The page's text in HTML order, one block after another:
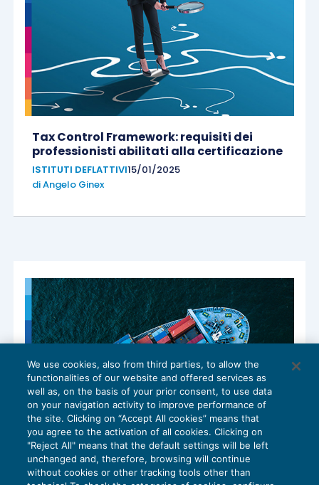
Tax Control Framework: requisiti dei
professionisti abilitati alla certificazione
ISTITUTI DEFLATTIVI15/01/2025
diAngelo Ginex
Status di esportatore abituale e volume
We use cookies, also from third parties, to allow the
functionalities of our website and offered services as
well as, on the basis of your prior consent, to use data
on your navigation activity to improve performance of
the site. Clicking on “Accept All cookies” means that
you agree to the activation of all cookies. Clicking on
"Reject All" means that the default settings will be left
unchanged and, therefore, browsing will continue
without cookies or other tracking tools other than